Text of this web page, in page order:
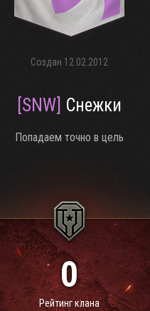
Создан 12.02.2012
[SNW] Снежки
Попадаем точно в цель
0
Рейтинг клана